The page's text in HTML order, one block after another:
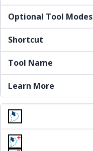
Optional Tool Modes
Shortcut
Tool Name
Learn More